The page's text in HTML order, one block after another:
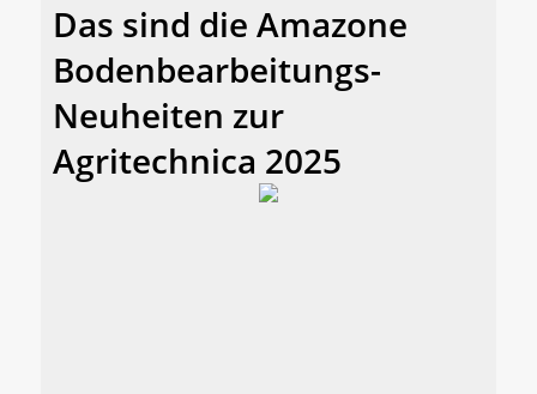
Das sind die Amazone
Bodenbearbeitungs-
Neuheiten zur
Agritechnica 2025